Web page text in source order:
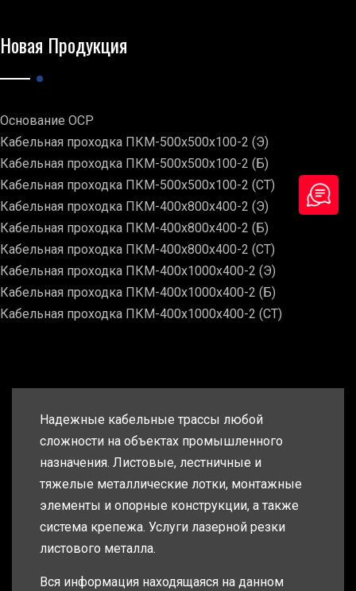
Новая Продукция
Основание ОСР
Кабельная проходка ПКМ-500х500х100-2 (Э)
Кабельная проходка ПКМ-500х500х100-2 (Б)
Кабельная проходка ПКМ-500х500х100-2 (СТ)
Кабельная проходка ПКМ-400х800х400-2 (Э)
Кабельная проходка ПКМ-400х800х400-2 (Б)
Кабельная проходка ПКМ-400х800х400-2 (СТ)
Кабельная проходка ПКМ-400х1000х400-2 (Э)
Кабельная проходка ПКМ-400х1000х400-2 (Б)
Кабельная проходка ПКМ-400х1000х400-2 (СТ)
Надежные кабельные трассы любой
сложности на объектах промышленного
назначения. Листовые, лестничные и
тяжелые металлические лотки, монтажные
элементы и опорные конструкции, а также
система крепежа. Услуги лазерной резки
листового металла.
Вся информация находящаяся на данном